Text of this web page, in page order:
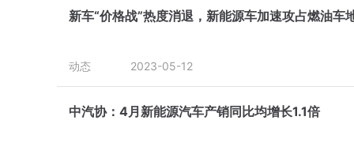
新车“价格战”热度消退，新能源车加速攻占燃油车
动态 2023-05-12
中汽协：4月新能源汽车产销同比均增长1.1倍